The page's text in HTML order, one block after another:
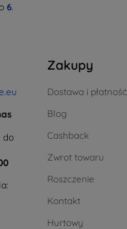
6.
do
Zakupy
Dostawa i płatność
Blog
Cashback
Zwrot towaru
Roszczenie
Kontakt
Hurtowy